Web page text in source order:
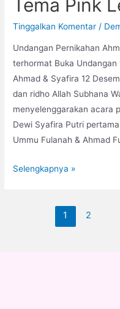
Tema Pink
Tinggalkan Komentar /
Undangan Pernikahan
terhormat Buka Undangan
Ahmad & Syafira 12
dan ridho Allah Subhana
menyelenggarakan acara
Dewi Syafira Putri
Ummu Fulanah & Ahmad
(FULLSCREEN)
Selengkapnya »
1 2